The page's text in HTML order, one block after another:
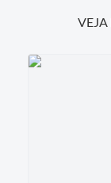
VEJA